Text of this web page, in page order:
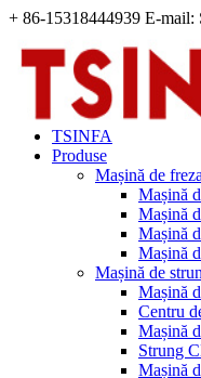
+ 86-15318444939 E-mail:
TSINFA
Produse
Mașină de
Mașină
Mașină
Mașină
Mașină
Mașină de
Mașină
Centru
Mașină
Strung
Mașină